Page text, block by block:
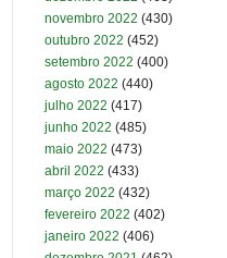
novembro 2022 (430)
outubro 2022 (452)
setembro 2022 (400)
agosto 2022 (440)
julho 2022 (417)
junho 2022 (485)
maio 2022 (473)
abril 2022 (433)
março 2022 (432)
fevereiro 2022 (402)
janeiro 2022 (406)